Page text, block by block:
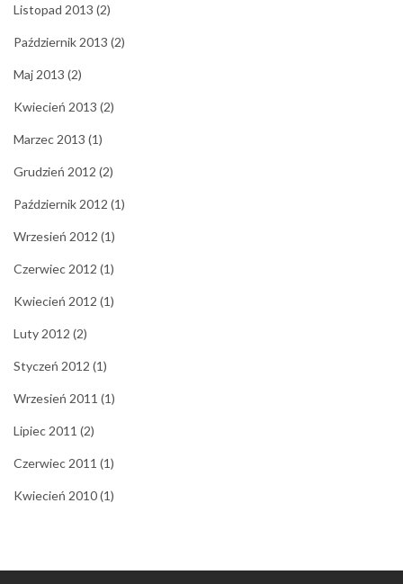
Listopad 2013 (2)
Październik 2013 (2)
Maj 2013 (2)
Kwiecień 2013 (2)
Marzec 2013 (1)
Grudzień 2012 (2)
Październik 2012 (1)
Wrzesień 2012 (1)
Czerwiec 2012 (1)
Kwiecień 2012 (1)
Luty 2012 (2)
Styczeń 2012 (1)
Wrzesień 2011 (1)
Lipiec 2011 (2)
Czerwiec 2011 (1)
Kwiecień 2010(1)